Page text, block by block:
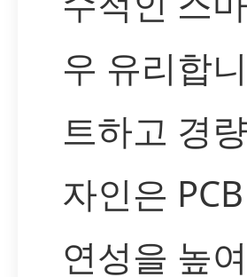
우 유리합
트하고 경
자인은
연성을 높